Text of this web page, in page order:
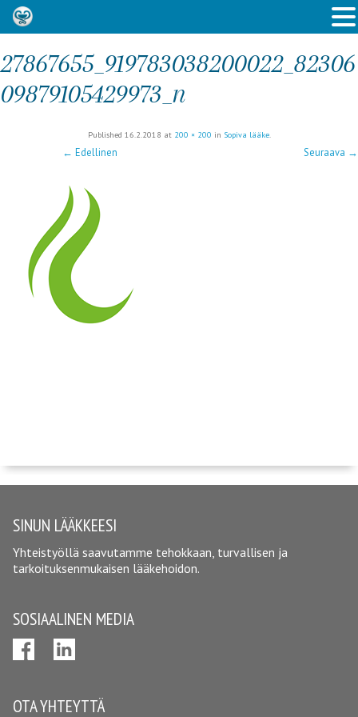
27867655_919783038200022_82306
09879105429973_n
Published 16.2.2018 at 200 × 200 in Sopiva lääke.
← Edellinen Seuraava →
SINUN LÄÄKKEESI
Yhteistyöllä saavutamme tehokkaan, turvallisen ja
tarkoituksenmukaisen lääkehoidon.
SOSIAALINEN MEDIA
OTA YHTEYTTÄ